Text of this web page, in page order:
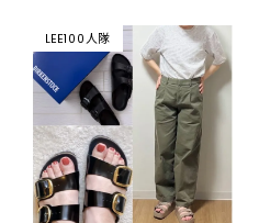
LEE100人隊